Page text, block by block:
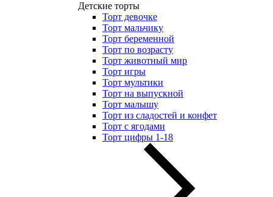
Детские торты
Торт девочке
Торт мальчику
Торт беременной
Торт по возрасту
Торт животный мир
Торт игры
Торт мультики
Торт на выпускной
Торт малышу
Торт из сладостей и конфет
Торт с ягодами
Торт цифры 1-18